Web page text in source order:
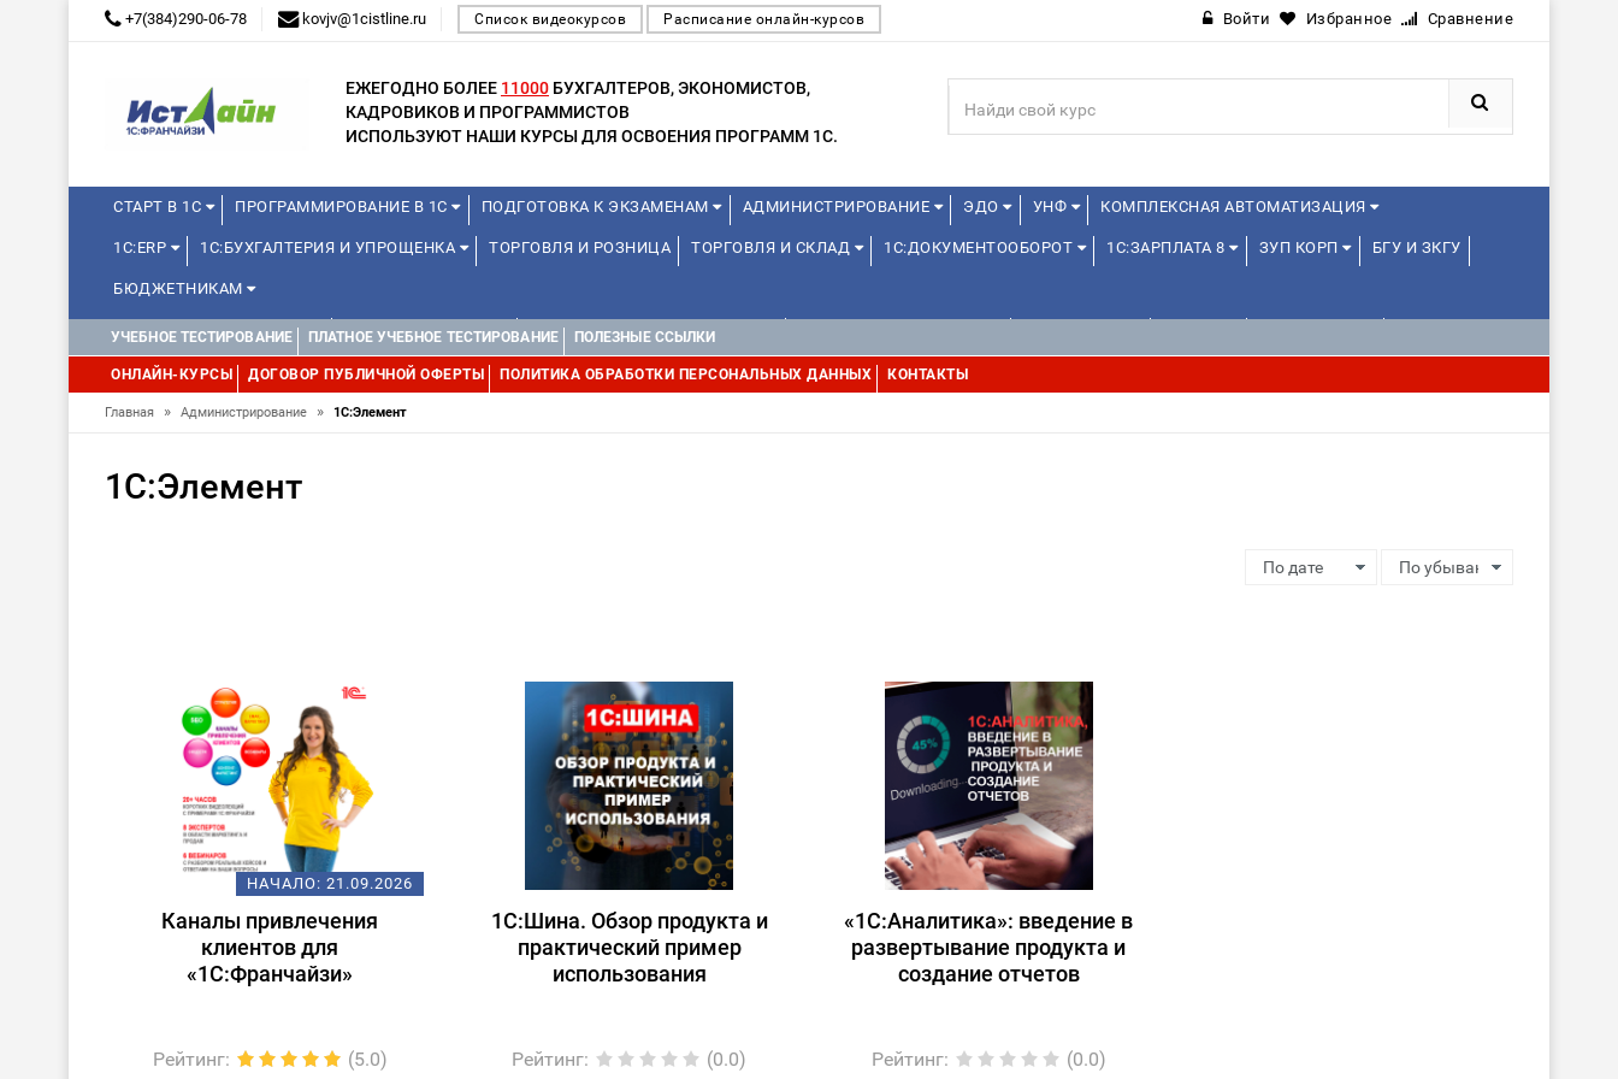
+7(384)290-06-78 kovjv@1cistline.ru Список видеокурсов Расписание онлайн-курсов Войти Избранное Сравнение
ЕЖЕГОДНО БОЛЕЕ 11000 БУХГАЛТЕРОВ, ЭКОНОМИСТОВ,
КАДРОВИКОВ И ПРОГРАММИСТОВ
ИСПОЛЬЗУЮТ НАШИ КУРСЫ ДЛЯ ОСВОЕНИЯ ПРОГРАММ 1С.
СТАРТ В 1С ПРОГРАММИРОВАНИЕ В 1С ПОДГОТОВКА К ЭКЗАМЕНАМ АДМИНИСТРИРОВАНИЕ ЭДО УНФ КОМПЛЕКСНАЯ АВТОМАТИЗАЦИЯ
1С:ERP 1С:БУХГАЛТЕРИЯ И УПРОЩЕНКА ТОРГОВЛЯ И РОЗНИЦА ТОРГОВЛЯ И СКЛАД 1С:ДОКУМЕНТООБОРОТ 1С:ЗАРПЛАТА 8 ЗУП КОРП БГУ И ЗКГУ
БЮДЖЕТНИКАМ
КУРСЫ ДЛЯ ШКОЛЬНИКОВ ДЛЯ ШКОЛЬНИКОВ 1С:УПРАВЛЕНИЕ ХОЛДИНГОМ
WEB, JAVA И ANDROID
УЧЕБНОЕ ТЕСТИРОВАНИЕ ПЛАТНОЕ УЧЕБНОЕ ТЕСТИРОВАНИЕ ПОЛЕЗНЫЕ ССЫЛКИ
ОНЛАЙН-КУРСЫ ДОГОВОР ПУБЛИЧНОЙ ОФЕРТЫ ПОЛИТИКА ОБРАБОТКИ ПЕРСОНАЛЬНЫХ ДАННЫХ КОНТАКТЫ
Главная » Администрирование » 1С:Элемент
1С:Элемент
НАЧАЛО: 21.09.2026
Каналы привлечения
клиентов для
«1С:Франчайзи»
Рейтинг: (5.0)
1С:Шина. Обзор продукта и
практический пример
использования
Рейтинг: (0.0)
«1С:Аналитика»: введение в
развертывание продукта и
создание отчетов
Рейтинг: (0.0)